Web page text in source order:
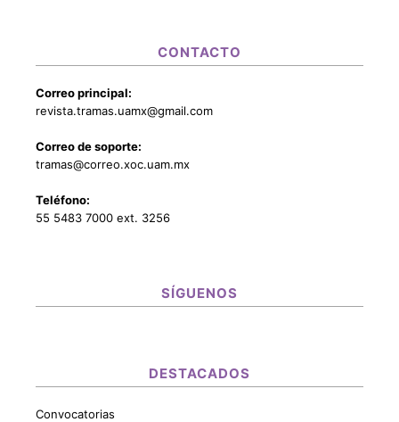
CONTACTO
Correo principal:
revista.tramas.uamx@gmail.com
Correo de soporte:
tramas@correo.xoc.uam.mx
Teléfono:
55 5483 7000 ext. 3256
SÍGUENOS
DESTACADOS
Convocatorias